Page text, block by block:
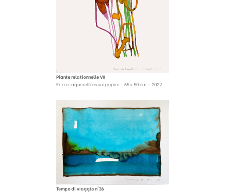
Plante relationnelle VII
Encres aquarellées sur papier – 65 x 50 cm – 2022
Tempo di viaggio n°36